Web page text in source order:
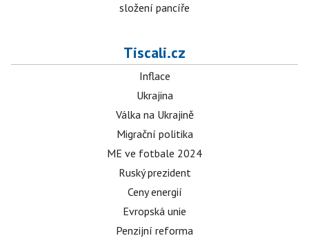
složení pancíře
Tiscali.cz
Inflace
Ukrajina
Válka na Ukrajině
Migrační politika
ME ve fotbale 2024
Ruský prezident
Ceny energií
Evropská unie
Penzijní reforma